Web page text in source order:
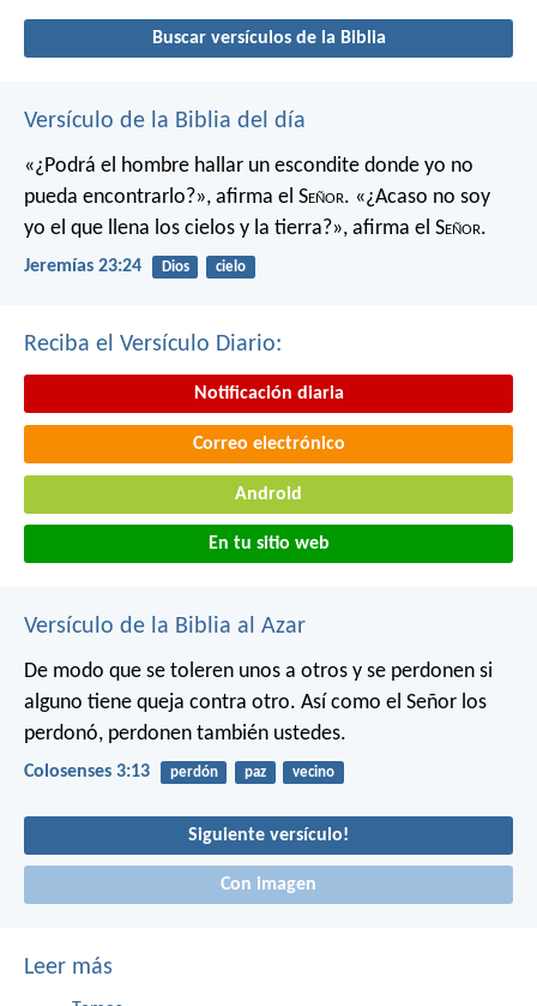
Buscar versículos de la Biblia
Versículo de la Biblia del día
«¿Podrá el hombre hallar un escondite donde yo no
pueda encontrarlo?», afirma el Señor. «¿Acaso no soy
yo el que llena los cielos y la tierra?», afirma el Señor.
Jeremías 23:24 Dios cielo
Reciba el Versículo Diario:
Notificación diaria
Correo electrónico
Android
En tu sitio web
Versículo de la Biblia al Azar
De modo que se toleren unos a otros y se perdonen si
alguno tiene queja contra otro. Así como el Señor los
perdonó, perdonen también ustedes.
Colosenses 3:13 perdón paz vecino
Siguiente versículo!
Con imagen
Leer más